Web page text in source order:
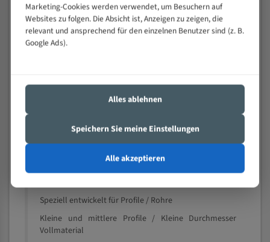
Äußerst verschleißfest
Technische Beschreibung:
Legierte HSS-beschichtete Zahnspitzen
Materialien:
Speziell entwickelt für Profile / Rohre
Kleine und mittlere Profile / Kleine Durchmesser
Vollmaterial
Marketing-Cookies werden verwendet, um Besuchern auf
Websites zu folgen. Die Absicht ist, Anzeigen zu zeigen, die
relevant und ansprechend für den einzelnen Benutzer sind (z. B.
Google Ads).
Alles ablehnen
Speichern Sie meine Einstellungen
Alle akzeptieren